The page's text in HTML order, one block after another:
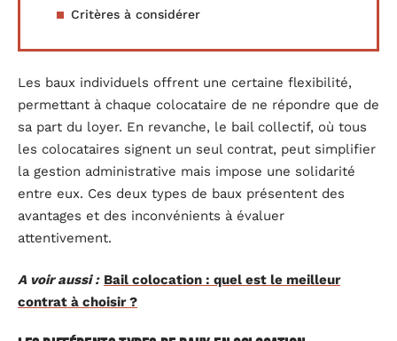
Critères à considérer
Les baux individuels offrent une certaine flexibilité,
permettant à chaque colocataire de ne répondre que de
sa part du loyer. En revanche, le bail collectif, où tous
les colocataires signent un seul contrat, peut simplifier
la gestion administrative mais impose une solidarité
entre eux. Ces deux types de baux présentent des
avantages et des inconvénients à évaluer
attentivement.
A voir aussi : Bail colocation : quel est le meilleur
contrat à choisir ?